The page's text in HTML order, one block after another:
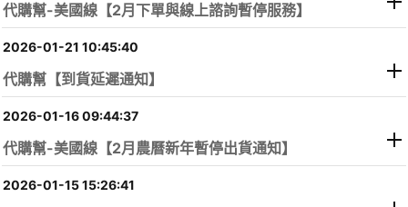
代購幫-美國線【2月下單與線上諮詢暫停服務】
2026-01-21 10:45:40
代購幫【到貨延遲通知】
2026-01-16 09:44:37
代購幫-美國線【2月農曆新年暫停出貨通知】
2026-01-15 15:26:41